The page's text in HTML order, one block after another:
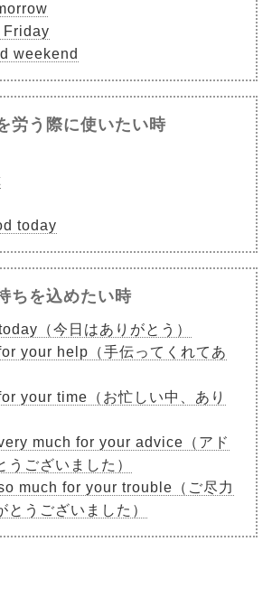
Friday
weekend
労う際に使いたい時
today
ちを込めたい時
（今日はありがとう）
your help（手伝ってくれてあ
your time（お忙しい中、あり
much for your advice（アド
うございました）
much for your trouble（ご尽力
とうございました）